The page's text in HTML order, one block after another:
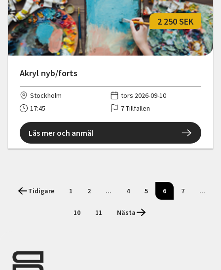
Akryl nyb/forts
2 250 SEK
Stockholm
tors 2026-09-10
17:45
7 Tillfällen
Läs mer och anmäl
Tidigare 1 2 ... 4 5 6 7 ...
10 11 Nästa